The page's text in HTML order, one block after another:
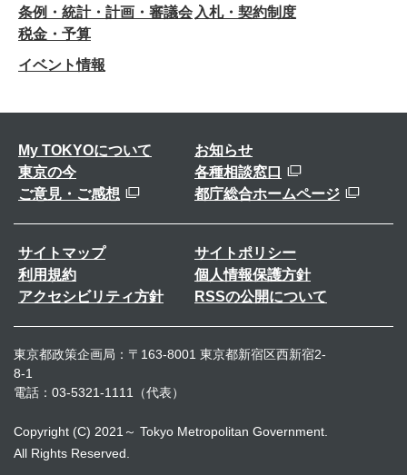
条例・統計・計画・審議会 入札・契約制度
税金・予算
イベント情報
My TOKYOについて
お知らせ
東京の今
各種相談窓口
ご意見・ご感想
都庁総合ホームページ
サイトマップ
サイトポリシー
利用規約
個人情報保護方針
アクセシビリティ方針
RSSの公開について
東京都政策企画局：〒163-8001 東京都新宿区西新宿2-
8-1
電話：03-5321-1111（代表）
Copyright (C) 2021～ Tokyo Metropolitan Government.
All Rights Reserved.